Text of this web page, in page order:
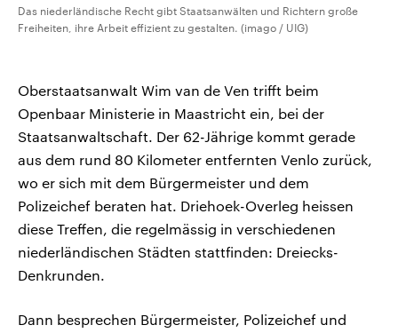
Das niederländische Recht gibt Staatsanwälten und Richtern große
Freiheiten, ihre Arbeit effizient zu gestalten. (imago / UIG)
Oberstaatsanwalt Wim van de Ven trifft beim
Openbaar Ministerie in Maastricht ein, bei der
Staatsanwaltschaft. Der 62-Jährige kommt gerade
aus dem rund 80 Kilometer entfernten Venlo zurück,
wo er sich mit dem Bürgermeister und dem
Polizeichef beraten hat. Driehoek-Overleg heissen
diese Treffen, die regelmässig in verschiedenen
niederländischen Städten stattfinden: Dreiecks-
Denkrunden.
Dann besprechen Bürgermeister, Polizeichef und